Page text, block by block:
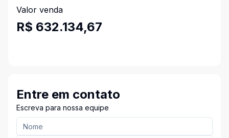
Valor venda
R$ 632.134,67
Entre em contato
Escreva para nossa equipe